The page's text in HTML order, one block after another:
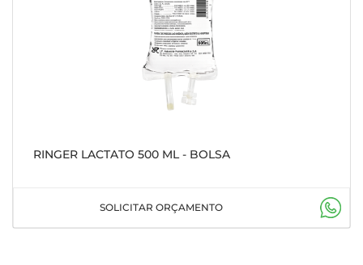
RINGER LACTATO 500 ML - BOLSA
SOLICITAR ORÇAMENTO